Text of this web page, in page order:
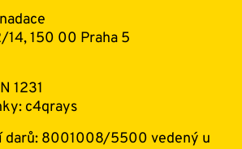
150 00 Praha 5
1231
c4qrays
darů: 8001008/5500 vedený u